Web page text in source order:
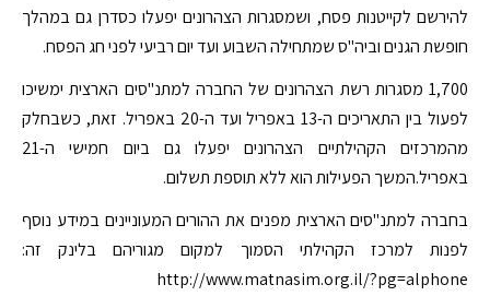
להירשם לקייטנות פסח, ושמסגרות הצהרונים יפעלו כסדרן גם במהלך
חופשת הגנים וביה"ס שמתחילה השבוע ועד יום רביעי לפני חג הפסח.
1,700 מסגרות רשת הצהרונים של החברה למתנ"סים הארצית ימשיכו
לפעול בין התאריכים ה-13 באפריל ועד ה-20 באפריל. זאת, כשבחלק
מהמרכזים הקהילתיים הצהרונים יפעלו גם ביום חמישי ה-21
באפריל.המשך הפעילות הוא ללא תוספת תשלום.
בחברה למתנ"סים הארצית מפנים את ההורים המעוניינים במידע נוסף
לפנות למרכז הקהילתי הסמוך למקום מגוריהם בלינק זה:
http://www.matnasim.org.il/?pg=alphone